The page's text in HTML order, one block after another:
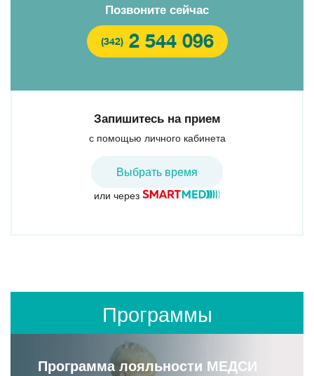
Позвоните сейчас
(342) 2 544 096
Запишитесь на прием
с помощью личного кабинета
Выбрать время
или через
Программы
Программа лояльности МЕДСИ